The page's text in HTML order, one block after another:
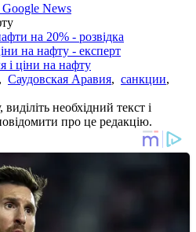
News
на 20% - розвідка
на нафту - експерт
і ціни на нафту
, Саудовская Аравия, санкции,
необхідний текст і
про це редакцію.